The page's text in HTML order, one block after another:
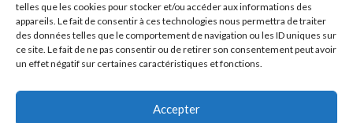
telles que les cookies pour stocker et/ou accéder aux informations des
appareils. Le fait de consentir à ces technologies nous permettra de traiter
des données telles que le comportement de navigation ou les ID uniques sur
ce site. Le fait de ne pas consentir ou de retirer son consentement peut avoir
un effet négatif sur certaines caractéristiques et fonctions.
Accepter